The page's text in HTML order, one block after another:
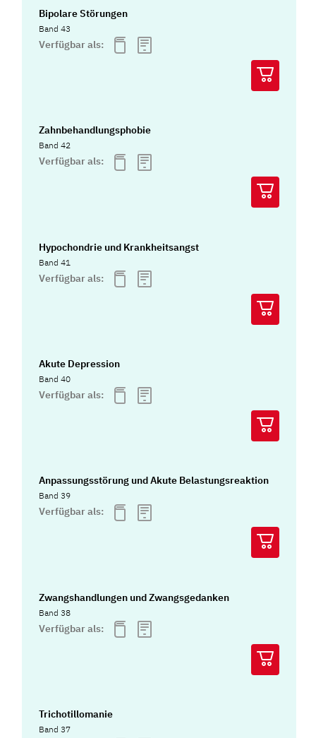
Bipolare Störungen
Band 43
Verfügbar als:
Zahnbehandlungsphobie
Band 42
Verfügbar als:
Hypochondrie und Krankheitsangst
Band 41
Verfügbar als:
Akute Depression
Band 40
Verfügbar als:
Anpassungsstörung und Akute Belastungsreaktion
Band 39
Verfügbar als:
Zwangshandlungen und Zwangsgedanken
Band 38
Verfügbar als:
Trichotillomanie
Band 37